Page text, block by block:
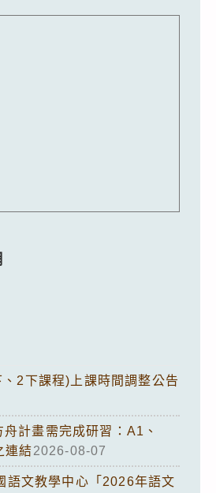
2下課程)上課時間調整公告
計畫需完成研習：A1、
連結2026-08-07
語文教學中心「2026年語文